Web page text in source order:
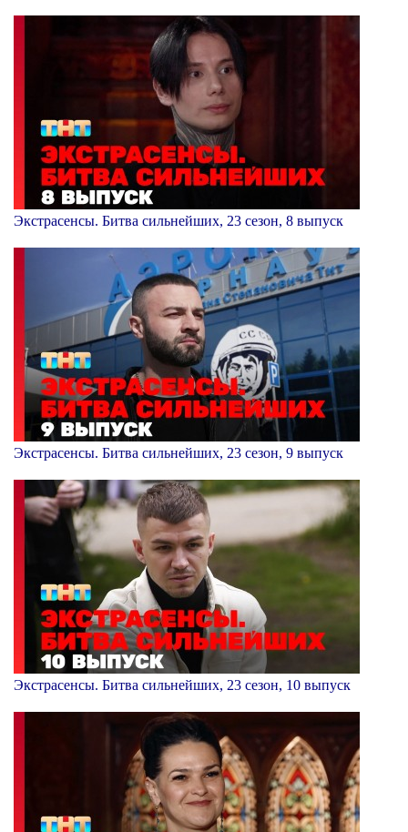
Экстрасенсы. Битва сильнейших, 23 сезон, 8 выпуск
Экстрасенсы. Битва сильнейших, 23 сезон, 9 выпуск
Экстрасенсы. Битва сильнейших, 23 сезон, 10 выпуск